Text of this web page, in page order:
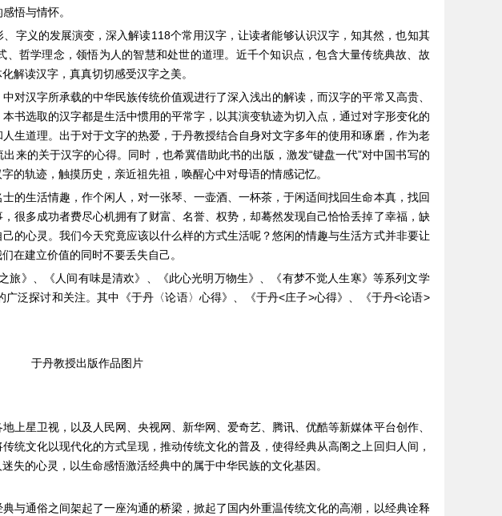
悟与情怀。
字义的发展演变，深入解读118个常用汉字，让读者能够认识汉字，知其然，也知其
哲学理念，领悟为人的智慧和处世的道理。近千个知识点，包含大量传统典故、故
解读汉字，真真切切感受汉字之美。
对汉字所承载的中华民族传统价值观进行了深入浅出的解读，而汉字的平常又高贵、
书选取的汉字都是生活中惯用的平常字，以其演变轨迹为切入点，通过对字形变化的
生道理。出于对于文字的热爱，于丹教授结合自身对文字多年的使用和琢磨，作为老
来的关于汉字的心得。同时，也希冀借助此书的出版，激发“键盘一代”对中国书写的
的轨迹，触摸历史，亲近祖先祖，唤醒心中对母语的情感记忆。
的生活情趣，作个闲人，对一张琴、一壶酒、一杯茶，于闲适间找回生命本真，找回
很多成功者费尽心机拥有了财富、名誉、权势，却蓦然发现自己恰恰丢掉了幸福，缺
的心灵。我们今天究竟应该以什么样的方式生活呢？悠闲的情趣与生活方式并非要让
在建立价值的同时不要丢失自己。
旅》、《人间有味是清欢》、《此心光明万物生》、《有梦不觉人生寒》等系列文学
泛探讨和关注。其中《于丹〈论语〉心得》、《于丹<庄子>心得》、《于丹<论语>
于丹教授出版作品图片
上星卫视，以及人民网、央视网、新华网、爱奇艺、腾讯、优酷等新媒体平台创作、
统文化以现代化的方式呈现，推动传统文化的普及，使得经典从高阁之上回归人间，
失的心灵，以生命感悟激活经典中的属于中华民族的文化基因。
与通俗之间架起了一座沟通的桥梁，掀起了国内外重温传统文化的高潮，以经典诠释